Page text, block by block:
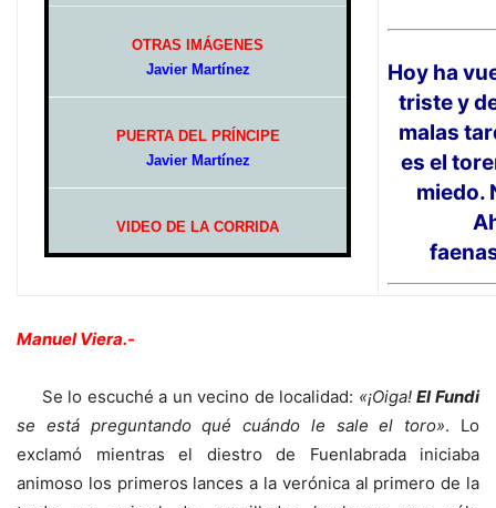
OTRAS IMÁGENES
Javier Martínez
PUERTA DEL PRÍNCIPE
Javier Martínez
VIDEO DE LA CORRIDA
Hoy ha
triste y
malas
es el
miedo.
Manuel Viera.-
Se lo escuché a un vecino de localidad: «¡Oiga!El Fundi
se está preguntando qué cuándo le sale el toro». Lo
exclamó mientras el diestro de Fuenlabrada iniciaba
animoso los primeros lances a la verónica al primero de la